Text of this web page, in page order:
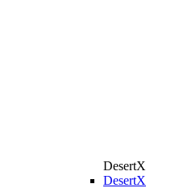
DesertX
DesertX